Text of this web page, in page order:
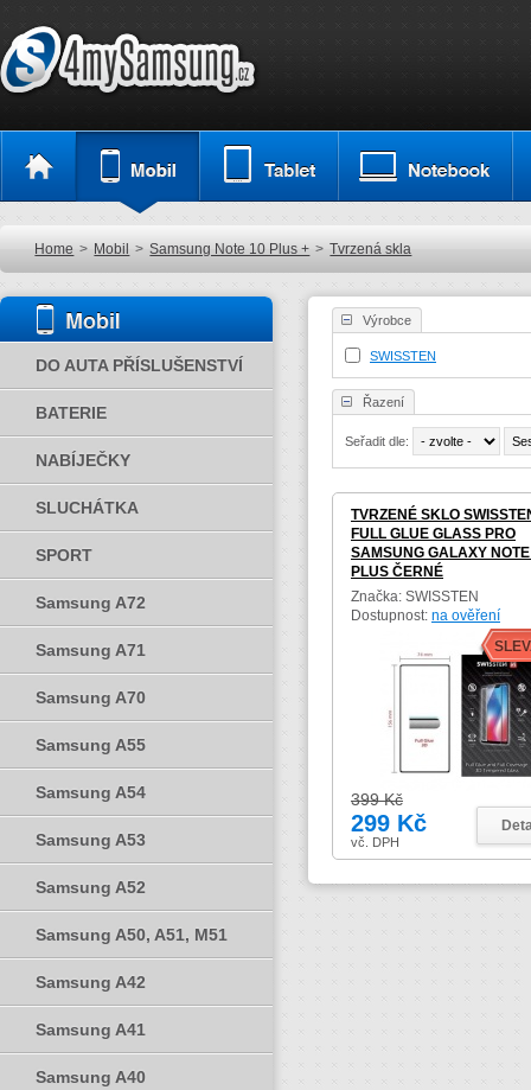
Home > Mobil > Samsung Note 10 Plus + > Tvrzená skla
DO AUTA PŘÍSLUŠENSTVÍ
BATERIE
NABÍJEČKY
SLUCHÁTKA
SPORT
Samsung A72
Samsung A71
Samsung A70
Samsung A55
Samsung A54
Samsung A53
Samsung A52
Samsung A50, A51, M51
Samsung A42
Samsung A41
Samsung A40
Výrobce
SWISSTEN
Řazení
Seřadit dle:
TVRZENÉ SKLO
FULL GLUE GLASS PRO
SAMSUNG GALAXY
PLUS ČERNÉ
Značka: SWISSTEN
Dostupnost: na ověření
399 Kč
299 Kč
vč. DPH